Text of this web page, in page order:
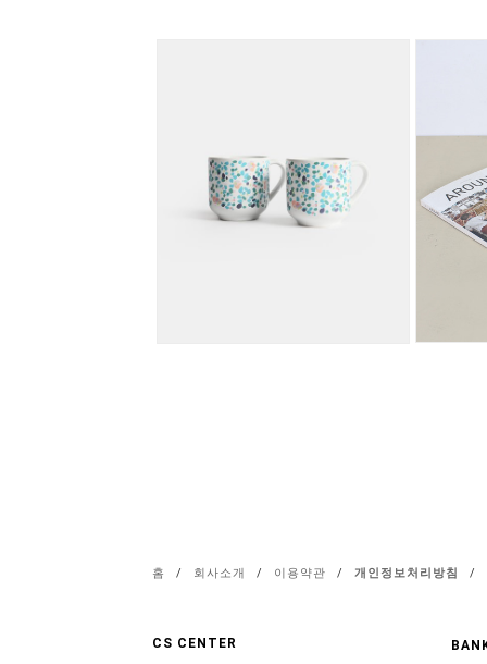
홈 / 회사소개 / 이용약관 / 개인정보처리방침 /
CS CENTER